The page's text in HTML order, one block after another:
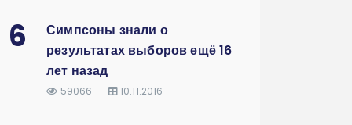
6
Симпсоны знали о
результатах выборов ещё 16
лет назад
59066 10.11.2016